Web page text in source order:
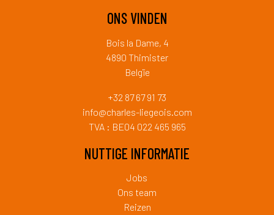
ONS VINDEN
Bois la Dame, 4
4890 Thimister
Belgïe
+32 87 67 91 73
info@charles-liegeois.com
TVA : BE04 022 465 965
NUTTIGE INFORMATIE
Jobs
Ons team
Reizen